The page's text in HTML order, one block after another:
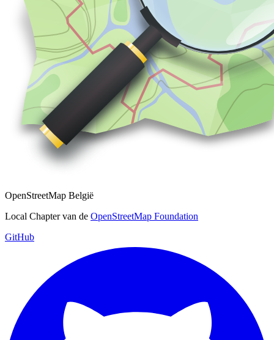
OpenStreetMap België
Local Chapter van de OpenStreetMap Foundation
GitHub